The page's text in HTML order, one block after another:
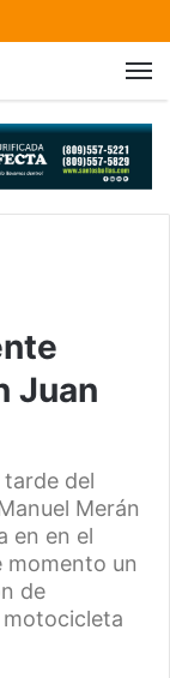
Juan
del
Merán
en en el
momento un
de